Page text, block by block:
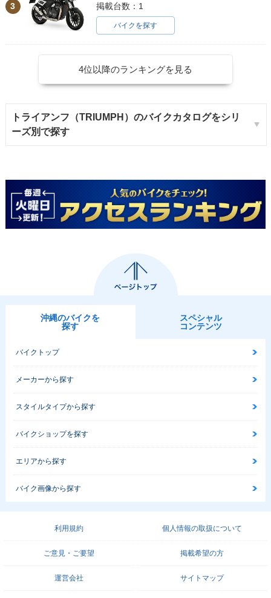
3
掲載台数：1
バイクを探す
4位以降のランキングを見る
トライアンフ（TRIUMPH）のバイクカタログをシリ
ーズ別で探す
沖縄のバイクを
探す
スペシャル
コンテンツ
バイクトップ
メーカーから探す
スタイルタイプから探す
バイクショップを探す
エリアから探す
バイク画像から探す
利用規約 個人情報の取扱について
ご意見・ご要望 掲載希望の方
運営会社 サイトマップ